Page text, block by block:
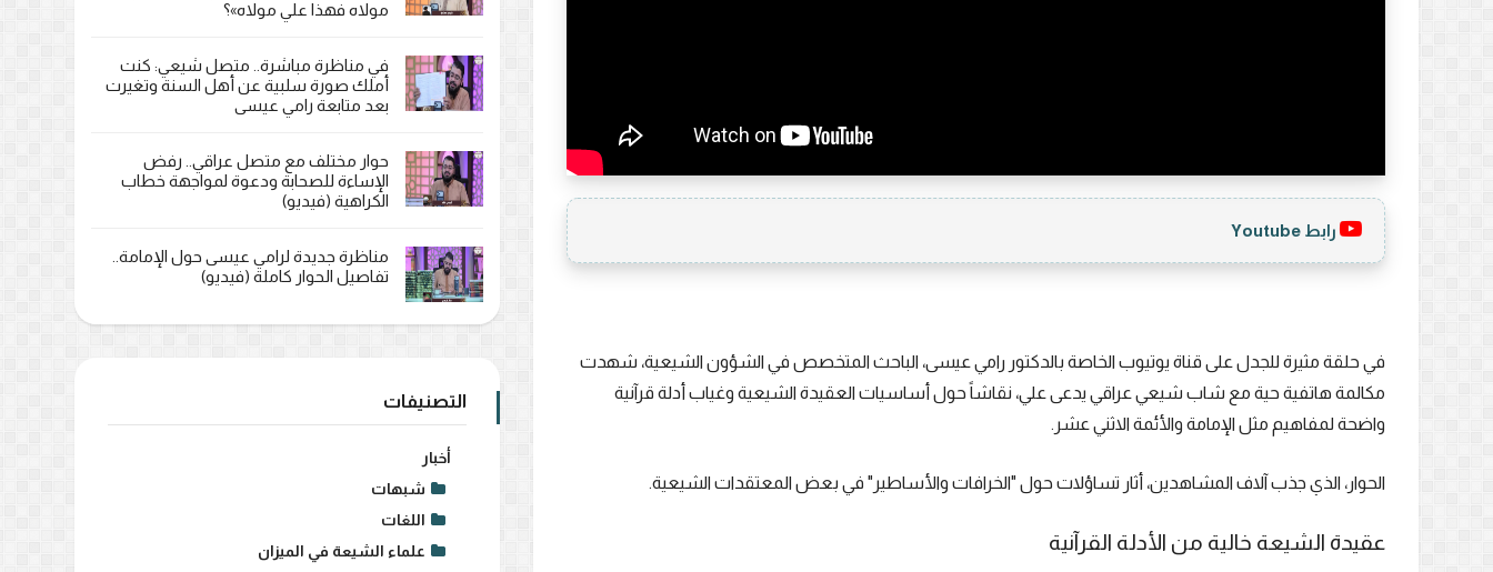
رابط Youtube
في حلقة مثيرة للجدل على قناة يوتيوب الخاصة بالدكتور رامي عيسى، الباحث المتخصص في الشؤون الشيعية، شهدت
مكالمة هاتفية حية مع شاب شيعي عراقي يدعى علي، نقاشاً حول أساسيات العقيدة الشيعية وغياب أدلة قرآنية
واضحة لمفاهيم مثل الإمامة والأئمة الاثني عشر.
الحوار، الذي جذب آلاف المشاهدين، أثار تساؤلات حول "الخرافات والأساطير" في بعض المعتقدات الشيعية.
عقيدة الشيعة خالية من الأدلة القرآنية
مولاه فهذا علي مولاه»؟
في مناظرة مباشرة.. متصل شيعي: كنت
أملك صورة سلبية عن أهل السنة وتغيرت
بعد متابعة رامي عيسى
حوار مختلف مع متصل عراقي.. رفض
الإساءة للصحابة ودعوة لمواجهة خطاب
الكراهية (فيديو)
مناظرة جديدة لرامي عيسى حول الإمامة..
تفاصيل الحوار كاملة (فيديو)
التصنيفات
أخبار
شبهات
اللغات
علماء الشيعة في الميزان